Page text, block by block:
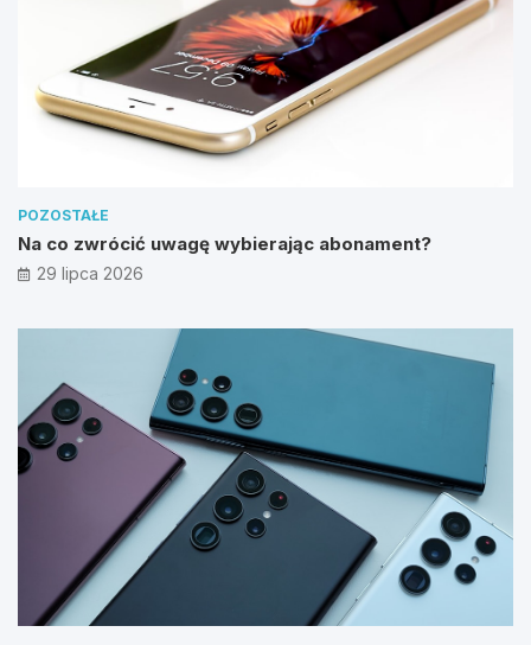
POZOSTAŁE
Na co zwrócić uwagę wybierając abonament?
29 lipca 2026